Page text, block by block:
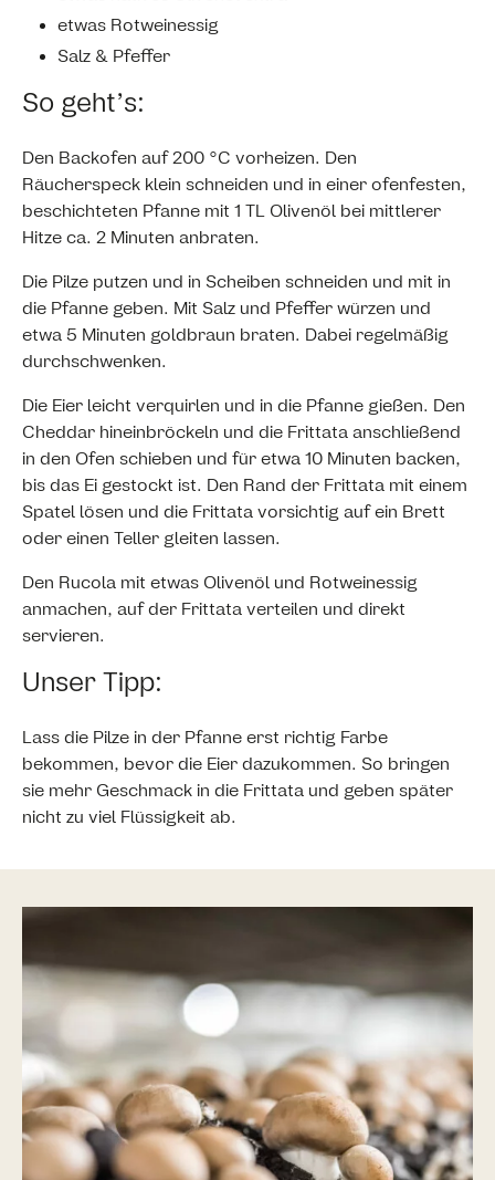
etwas Rotweinessig
Salz & Pfeffer
So geht’s:
Den Backofen auf 200 °C vorheizen. Den
Räucherspeck klein schneiden und in einer ofenfesten,
beschichteten Pfanne mit 1 TL Olivenöl bei mittlerer
Hitze ca. 2 Minuten anbraten.
Die Pilze putzen und in Scheiben schneiden und mit in
die Pfanne geben. Mit Salz und Pfeffer würzen und
etwa 5 Minuten goldbraun braten. Dabei regelmäßig
durchschwenken.
Die Eier leicht verquirlen und in die Pfanne gießen. Den
Cheddar hineinbröckeln und die Frittata anschließend
in den Ofen schieben und für etwa 10 Minuten backen,
bis das Ei gestockt ist. Den Rand der Frittata mit einem
Spatel lösen und die Frittata vorsichtig auf ein Brett
oder einen Teller gleiten lassen.
Den Rucola mit etwas Olivenöl und Rotweinessig
anmachen, auf der Frittata verteilen und direkt
servieren.
Unser Tipp:
Lass die Pilze in der Pfanne erst richtig Farbe
bekommen, bevor die Eier dazukommen. So bringen
sie mehr Geschmack in die Frittata und geben später
nicht zu viel Flüssigkeit ab.